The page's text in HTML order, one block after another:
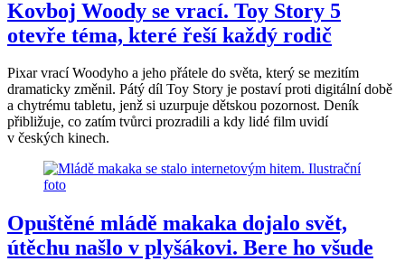
Kovboj Woody se vrací. Toy Story 5
otevře téma, které řeší každý rodič
Pixar vrací Woodyho a jeho přátele do světa, který se mezitím
dramaticky změnil. Pátý díl Toy Story je postaví proti digitální době
a chytrému tabletu, jenž si uzurpuje dětskou pozornost. Deník
přibližuje, co zatím tvůrci prozradili a kdy lidé film uvidí
v českých kinech.
Opuštěné mládě makaka dojalo svět,
útěchu našlo v plyšákovi. Bere ho všude